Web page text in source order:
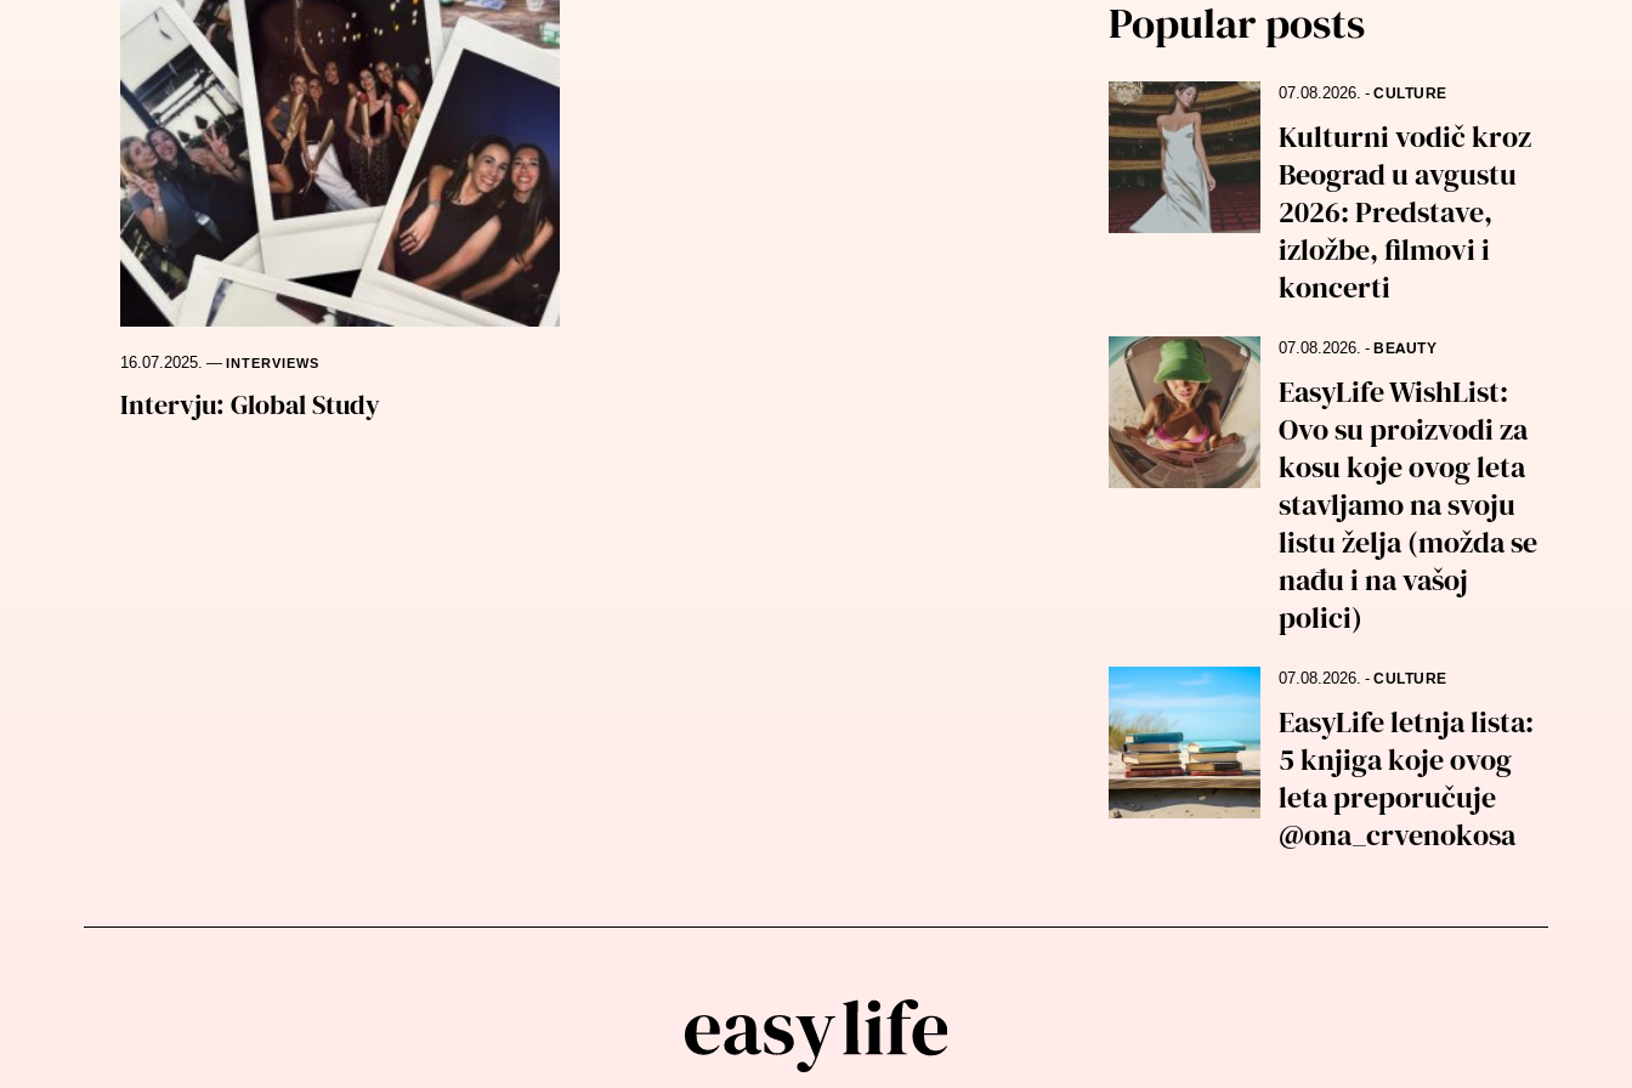
16.07.2025. — INTERVIEWS
Intervju: Global Study
Popular posts
07.08.2026.-CULTURE
Kulturni vodič kroz
Beograd u avgustu
2026: Predstave,
izložbe, filmovi i
koncerti
07.08.2026.-BEAUTY
EasyLife WishList:
Ovo su proizvodi za
kosu koje ovog leta
stavljamo na svoju
listu želja (možda se
nađu i na vašoj
polici)
07.08.2026.-CULTURE
EasyLife letnja lista:
5 knjiga koje ovog
leta preporučuje
@ona_crvenokosa